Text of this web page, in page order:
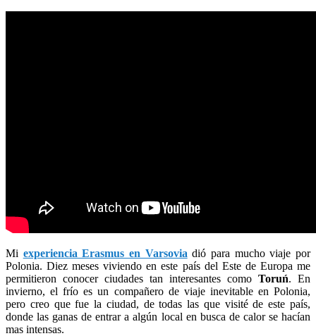
Mi experiencia Erasmus en Varsovia dió para mucho viaje por
Polonia. Diez meses viviendo en este país del Este de Europa me
permitieron conocer ciudades tan interesantes como Toruń. En
invierno, el frío es un compañero de viaje inevitable en Polonia,
pero creo que fue la ciudad, de todas las que visité de este país,
donde las ganas de entrar a algún local en busca de calor se hacían
mas intensas.